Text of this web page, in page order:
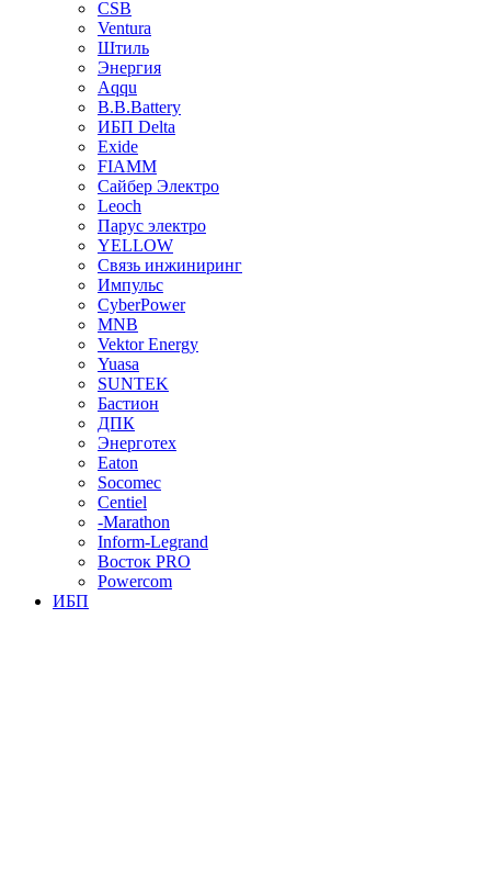
CSB
Ventura
Штиль
Энергия
Aqqu
B.B.Bаttery
ИБП Delta
Exide
FIAMM
Сайбер Электро
Leoch
Парус электро
YELLOW
Связь инжиниринг
Импульс
CyberPower
MNB
Vektor Energy
Yuasa
SUNTEK
Бастион
ДПК
Энерготех
Eaton
Socomec
Centiel
-Marathon
Inform-Legrand
Восток PRO
Powercom
ИБП